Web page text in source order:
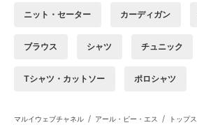
ニット・セーター カーディガン
ブラウス シャツ チュニック
Tシャツ・カットソー ポロシャツ
マルイウェブチャネル / アール・ピー・エス / トップス